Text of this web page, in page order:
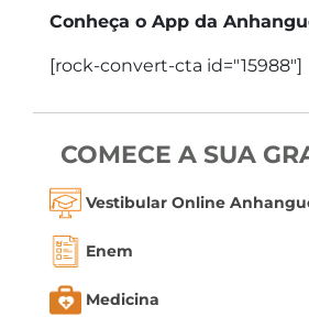
Conheça o App da
[rock-convert-cta id="15988"]
COMECE A SUA
Vestibular Online
Enem
Medicina